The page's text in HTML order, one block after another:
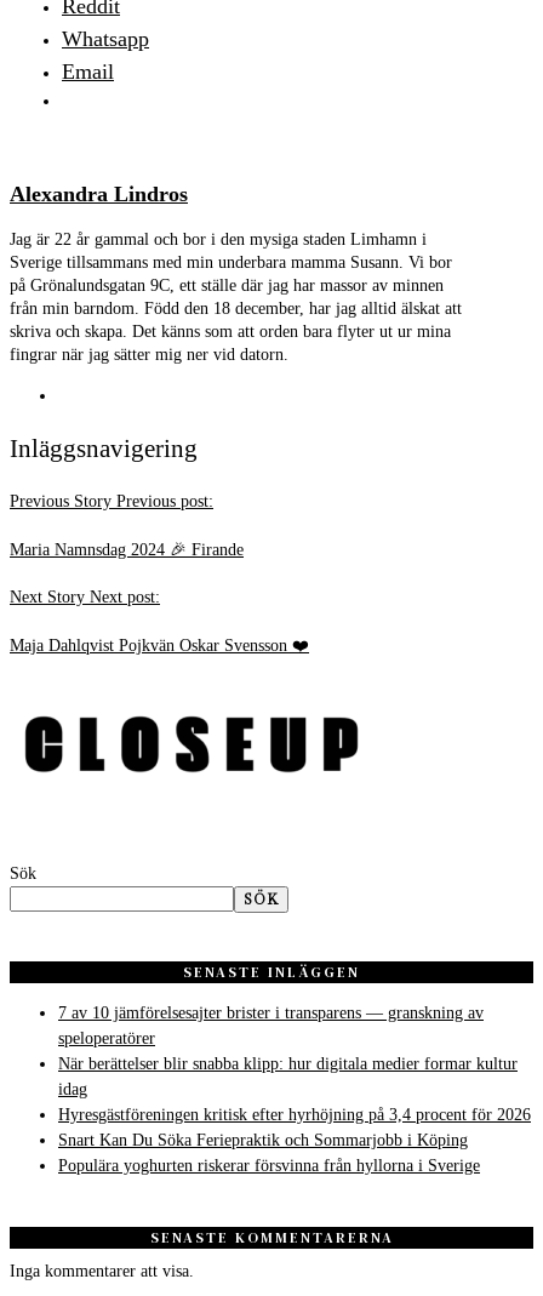
Reddit
Whatsapp
Email
Alexandra Lindros
Jag är 22 år gammal och bor i den mysiga staden Limhamn i
Sverige tillsammans med min underbara mamma Susann. Vi bor
på Grönalundsgatan 9C, ett ställe där jag har massor av minnen
från min barndom. Född den 18 december, har jag alltid älskat att
skriva och skapa. Det känns som att orden bara flyter ut ur mina
fingrar när jag sätter mig ner vid datorn.
Inläggsnavigering
Previous Story Previous post:
Maria Namnsdag 2024 🎉 Firande
Next Story Next post:
Maja Dahlqvist Pojkvän Oskar Svensson ❤️
Sök
SÖK
SENASTE INLÄGGEN
7 av 10 jämförelsesajter brister i transparens — granskning av
speloperatörer
När berättelser blir snabba klipp: hur digitala medier formar kultur
idag
Hyresgästföreningen kritisk efter hyrhöjning på 3,4 procent för 2026
Snart Kan Du Söka Feriepraktik och Sommarjobb i Köping
Populära yoghurten riskerar försvinna från hyllorna i Sverige
SENASTE KOMMENTARERNA
Inga kommentarer att visa.